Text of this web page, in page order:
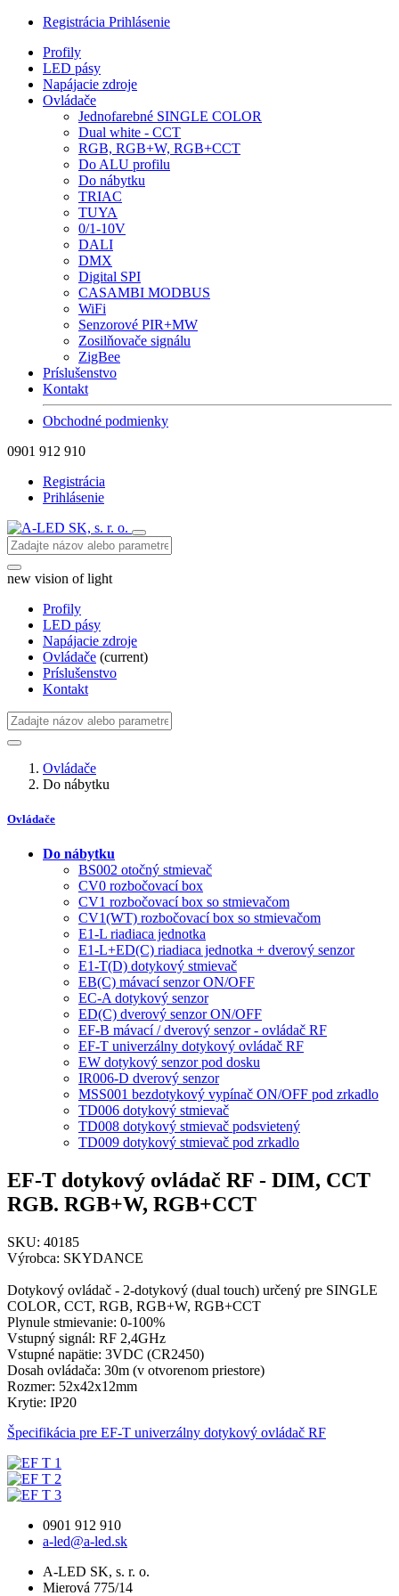
Registrácia Prihlásenie
Profily
LED pásy
Napájacie zdroje
Ovládače
Jednofarebné SINGLE COLOR
Dual white - CCT
RGB, RGB+W, RGB+CCT
Do ALU profilu
Do nábytku
TRIAC
TUYA
0/1-10V
DALI
DMX
Digital SPI
CASAMBI MODBUS
WiFi
Senzorové PIR+MW
Zosilňovače signálu
ZigBee
Príslušenstvo
Kontakt
Obchodné podmienky
0901 912 910
Registrácia
Prihlásenie
new vision of light
Profily
LED pásy
Napájacie zdroje
Ovládače (current)
Príslušenstvo
Kontakt
Ovládače
Do nábytku
Ovládače
Do nábytku
BS002 otočný stmievač
CV0 rozbočovací box
CV1 rozbočovací box so stmievačom
CV1(WT) rozbočovací box so stmievačom
E1-L riadiaca jednotka
E1-L+ED(C) riadiaca jednotka + dverový senzor
E1-T(D) dotykový stmievač
EB(C) mávací senzor ON/OFF
EC-A dotykový senzor
ED(C) dverový senzor ON/OFF
EF-B mávací / dverový senzor - ovládač RF
EF-T univerzálny dotykový ovládač RF
EW dotykový senzor pod dosku
IR006-D dverový senzor
MSS001 bezdotykový vypínač ON/OFF pod zrkadlo
TD006 dotykový stmievač
TD008 dotykový stmievač podsvietený
TD009 dotykový stmievač pod zrkadlo
EF-T dotykový ovládač RF - DIM, CCT
RGB. RGB+W, RGB+CCT
SKU: 40185
Výrobca: SKYDANCE
Dotykový ovládač - 2-dotykový (dual touch) určený pre SINGLE
COLOR, CCT, RGB, RGB+W, RGB+CCT
Plynule stmievanie: 0-100%
Vstupný signál: RF 2,4GHz
Vstupné napätie: 3VDC (CR2450)
Dosah ovládača: 30m (v otvorenom priestore)
Rozmer: 52x42x12mm
Krytie: IP20
Špecifikácia pre EF-T univerzálny dotykový ovládač RF
0901 912 910
a-led@a-led.sk
A-LED SK, s. r. o.
Mierová 775/14